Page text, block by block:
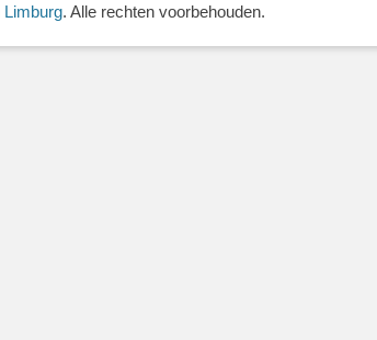
Limburg. Alle rechten voorbehouden.